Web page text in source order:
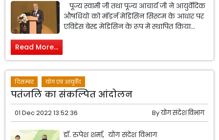
पूज्य स्वामी जी तथा पूज्य आचार्य जी ने आयुर्वेदिक
औषधियों को मॉडर्न मेडिसिन सिस्टम के आधार पर
एविडेंस बेस्ड मेडिसिन के रूप में स्थापित किया...
Read More...
दिसम्बर योग एवं आयुर्वेद
पतंजलि का संकल्पित आंदोलन
01 Dec 2022 13:52:36 Byयोग संदेश विभाग
डॉ. रुपेश शर्मा, योग संदेश विभाग